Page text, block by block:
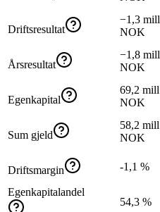
Driftsresultat
−1,3 mill
NOK
Årsresultat
−1,8 mill
NOK
Egenkapital
69,2 mill
NOK
Sum gjeld
58,2 mill
NOK
Driftsmargin -1,1 %
Egenkapitalandel
54,3 %